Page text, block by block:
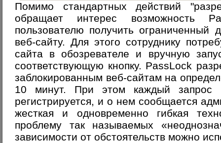
Помимо стандартных действий
обращает интерес возможность
пользователю получить ограниченный
веб-сайту. Для этого сотруднику
сайта в обозревателе и вручную
соответствующую кнопку. PassLock
заблокированным веб-сайтам на
10 минут. При этом каждый запрос
регистрируется, и о нем сообщается
жесткая и одновременно гибкая
проблему так называемых
зависимости от обстоятельств можно